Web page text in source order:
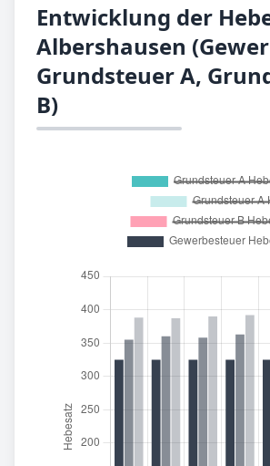
Entwicklung der
Albershausen
Grundsteuer A,
B)